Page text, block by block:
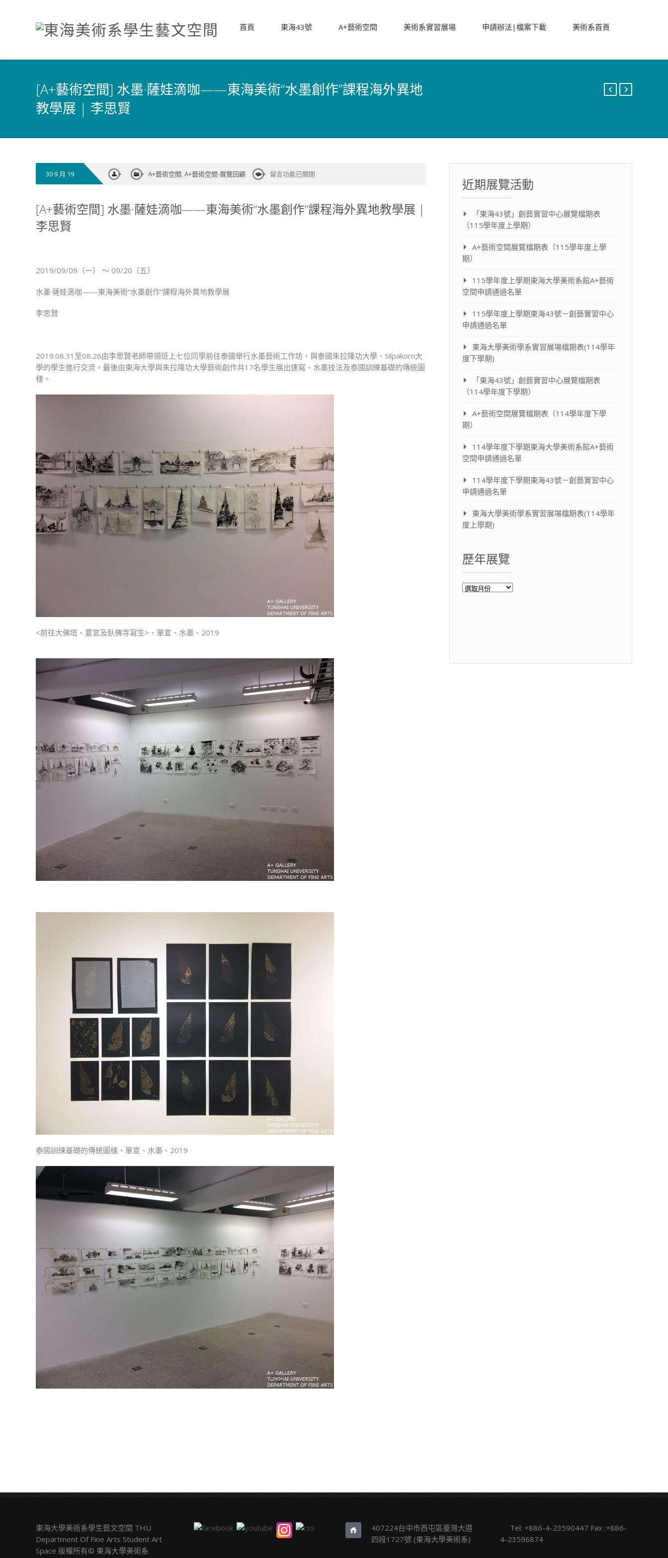
首頁 東海43號 A+藝術空間 美術系實習展場 申請辦法|檔案下載 美術系首頁
[A+藝術空間] 水墨·薩娃滴咖——東海美術“水墨創作”課程海外異地
教學展 | 李思賢
30 9 月 19 A+藝術空間,A+藝術空間-展覽回顧
在
空
術
“水
外
異
地
教
學
展
|
李
留言功能已關閉
[A+藝術空間] 水墨·薩娃滴咖——東海美術“水墨創作”課程海外異地教學展 |
李思賢
2019/09/09（一） ～ 09/20（五）
水墨·薩娃滴咖——東海美術“水墨創作”課程海外異地教學展
李思賢
2019.08.31至08.26由李思賢老師帶領班上七位同學前往泰國舉行水墨藝術工作坊，與泰國朱拉隆功大學、Silpakorn大
學的學生進行交流。最後由東海大學與朱拉隆功大學藝術創作共17名學生展出速寫、水墨技法及泰國訓練基礎的傳統圖
樣。
<前往大佛塔、夏宮及臥佛寺寫生>、單宣、水墨、2019
泰國訓練基礎的傳統圖樣、單宣、水墨、2019
近期展覽活動
「東海43號」創藝實習中心展覽檔期表
（115學年度上學期）
A+藝術空間展覽檔期表（115學年度上學
期）
115學年度上學期東海大學美術系館A+藝術
空間申請通過名單
115學年度上學期東海43號－創藝實習中心
申請通過名單
東海大學美術學系實習展場檔期表(114學年
度下學期)
「東海43號」創藝實習中心展覽檔期表
（114學年度下學期）
A+藝術空間展覽檔期表（114學年度下學
期）
114學年度下學期東海大學美術系館A+藝術
空間申請通過名單
114學年度下學期東海43號－創藝實習中心
申請通過名單
東海大學美術學系實習展場檔期表(114學年
度上學期)
歷年展覽
歷
東海大學美術系學生藝文空間 THU
Department Of Fine Arts Student Art
Space 版權所有© 東海大學美術系
407224台中市西屯區臺灣大道
四段1727號 (東海大學美術系)
Tel: +886-4-23590447 Fax :+886-
4-23596874